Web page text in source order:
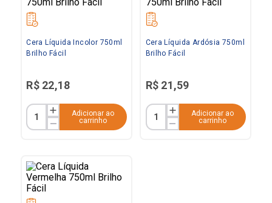
Cera Líquida Incolor 750ml
Brilho Fácil
R$ 22,18
Adicionar ao
carrinho
Cera Líquida Ardósia 750ml
Brilho Fácil
R$ 21,59
Adicionar ao
carrinho